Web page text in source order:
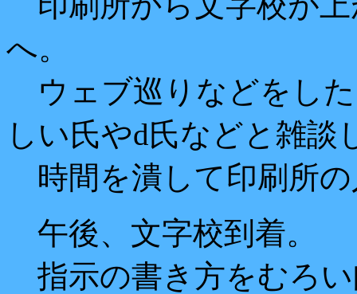
へ。
ウェブ巡りなどをし
しい氏やd氏などと雑談
時間を潰して印刷所
午後、文字校到着。
指示の書き方をむろ